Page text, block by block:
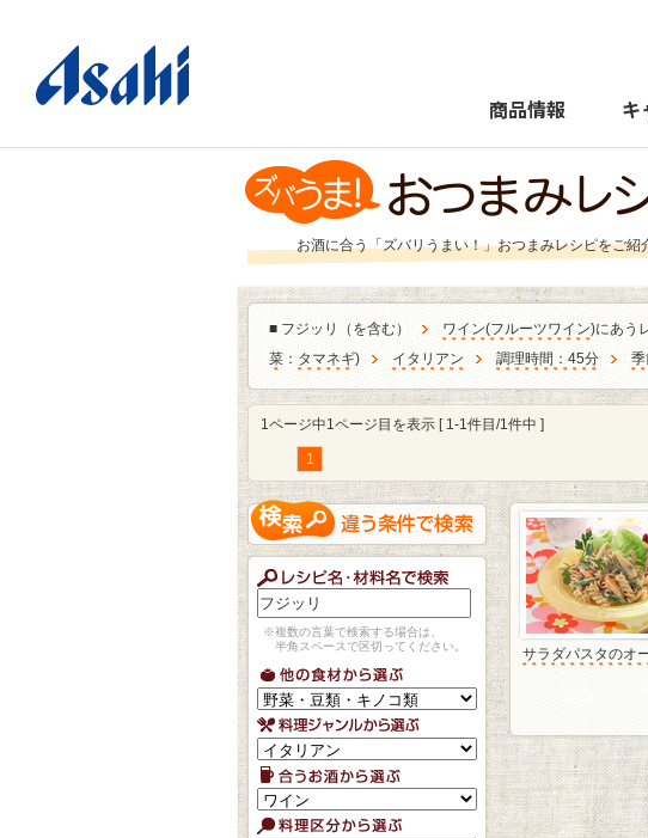
商品情報 キ
お酒に合う「ズバリうまい！」おつまみレシピをご紹
■ フジッリ（を含む） ワイン(フルーツワイン)にあう
菜 ： タマネギ) イタリアン 調理時間：45分
1ページ中1ページ目を表示 [ 1-1件目/1件中 ]
1
※複数の言葉で検索する場合は、
半角スペースで区切ってください。
サラダパスタのオ